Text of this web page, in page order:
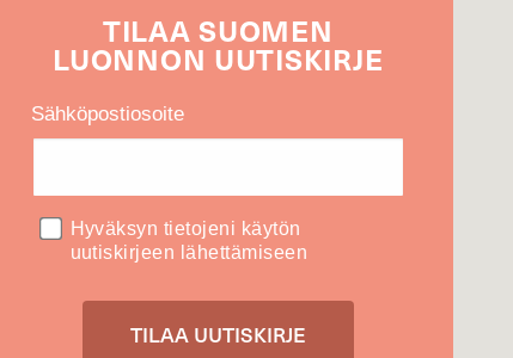
TILAASUOMEN
LUONNON UUTIS­KIRJE
Sähköpostiosoite
Hyväksyn tietojeni käytön
uutiskirjeen lähettämiseen